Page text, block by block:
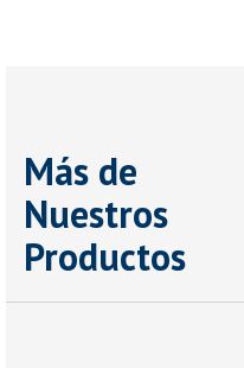
Más de
Nuestros
Productos